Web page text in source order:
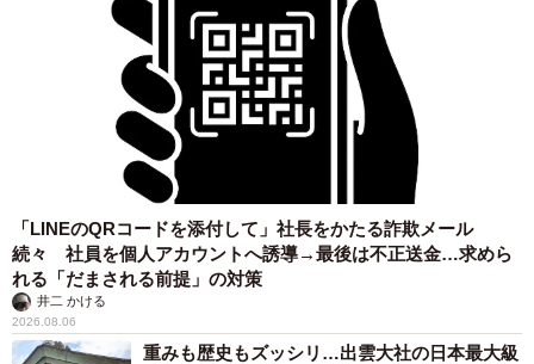
「LINEのQRコードを添付して」社長をかたる詐欺メール
続々 社員を個人アカウントへ誘導→最後は不正送金…求めら
れる「だまされる前提」の対策
井二 かける
2026.08.06
重みも歴史もズッシリ…出雲大社の日本最大級